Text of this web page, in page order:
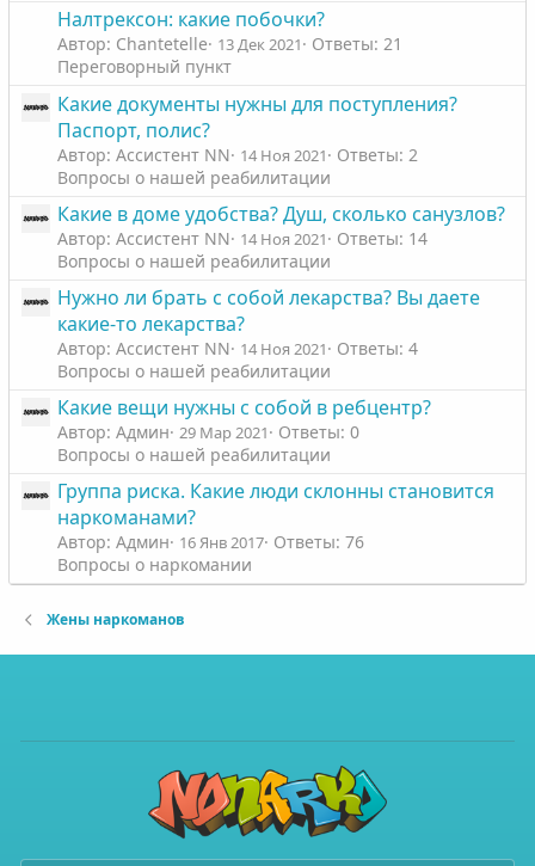
Налтрексон: какие побочки?
Автор: Chantetelle 13 Дек 2021
Ответы: 21
Переговорный пункт
Какие документы нужны для поступления?
Паспорт, полис?
Автор: Ассистент NN 14 Ноя 2021
Ответы: 2
Вопросы о нашей реабилитации
Какие в доме удобства? Душ, сколько санузлов?
Автор: Ассистент NN 14 Ноя 2021
Ответы: 14
Вопросы о нашей реабилитации
Нужно ли брать с собой лекарства? Вы даете
какие-то лекарства?
Автор: Ассистент NN 14 Ноя 2021
Ответы: 4
Вопросы о нашей реабилитации
Какие вещи нужны с собой в ребцентр?
Автор: Админ 29 Мар 2021
Ответы: 0
Вопросы о нашей реабилитации
Группа риска. Какие люди склонны становится
наркоманами?
Автор: Админ 16 Янв 2017 Ответы: 76
Вопросы о наркомании
Жены наркоманов